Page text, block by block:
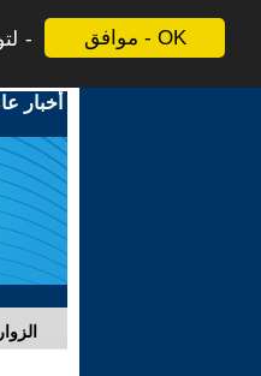
موافق - OK
أخبار
الزوار